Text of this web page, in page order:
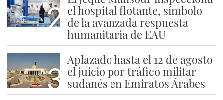
2 el hospital flotante, símbolo
de la avanzada respuesta
humanitaria de EAU
3
Aplazado hasta el 12 de agosto
el juicio por tráfico militar
sudanés en Emiratos Árabes